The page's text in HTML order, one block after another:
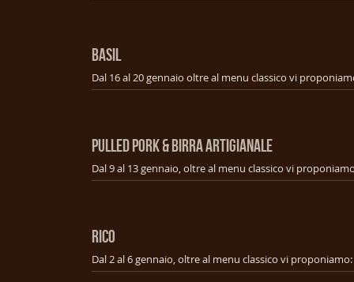
BASIL
PULLED PORK & BIRRA ARTIGIANALE
RICO